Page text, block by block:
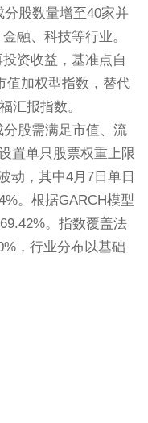
股数量增至40家并
融、科技等行业。
资收益，基准点自
值加权型指数，替代
汇报指数。
股需满足市值、流
置单只股票权重上限
动，其中4月7日单日
。根据GARCH模型
。指数覆盖法
，行业分布以基础